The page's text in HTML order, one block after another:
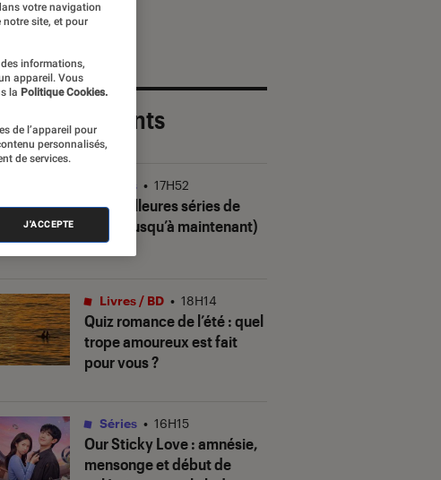
Les plus récents
Les meilleures séries de
2026 (jusqu’à maintenant)
Séries • 17H52
Quiz romance de l’été : quel
trope amoureux est fait
pour vous ?
Livres / BD • 18H14
Our Sticky Love: amnésie,
mensonge et début de
Séries • 16H15
votre navigation
notre site, et pour
informations,
appareil. Vous
la Politique Cookies.
de l’appareil pour
personnalisés,
de services.
J'ACCEPTE